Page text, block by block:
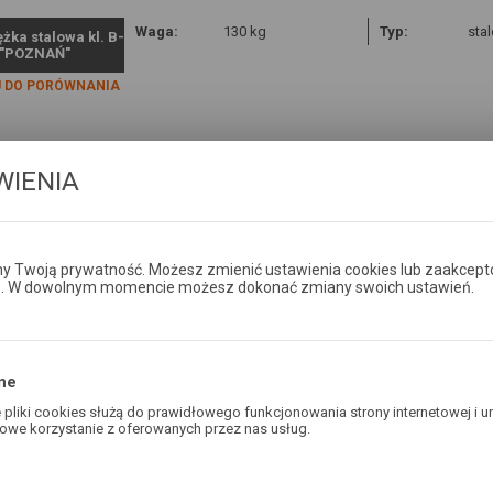
Twoją prywatność. Możesz zmienić ustawienia cookies lub
W dowolnym momencie możesz dokonać zmiany swoich ustawień.
pliki cookies służą do prawidłowego funkcjonowania strony internetowej i
korzystanie z oferowanych przez nas usług.
preferencji prywatności, logowania czy wypełniania formularzy. Dzięki
stalowa kl. B-
DO PORÓWNANIA
Waga: 130 kg Typ:
DO PORÓWNANIA
Waga: 130 kg Typ:
żeliwna kl. B-
PORÓWNANIA
Waga: 130 kg Typ: